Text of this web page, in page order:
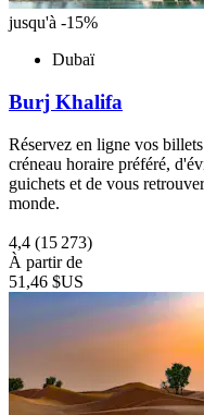
jusqu'à -15%
Dubaï
Burj Khalifa
Réservez en ligne vos
créneau horaire préféré,
guichets et de vous
monde.
4,4 (15 273)
À partir de
51,46 $US